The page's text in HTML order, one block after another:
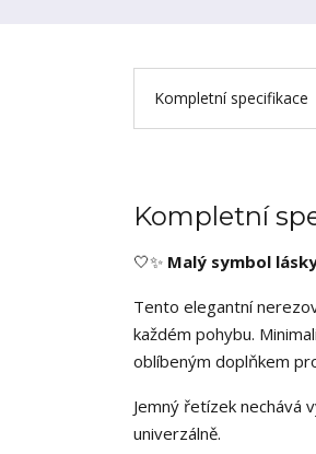
Kompletní specifikace
Kompletní
🤍✨ Malý symbol
Tento elegantní
každém pohybu.
oblíbeným doplňkem
Jemný řetízek nechává
univerzálně.